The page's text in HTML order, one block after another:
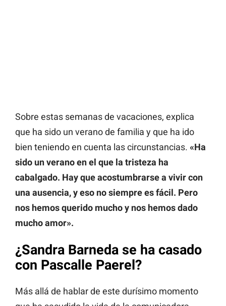
Sobre estas semanas de vacaciones, explica
que ha sido un verano de familia y que ha ido
bien teniendo en cuenta las circunstancias. «Ha
sido un verano en el que la tristeza ha
cabalgado. Hay que acostumbrarse a vivir con
una ausencia, y eso no siempre es fácil. Pero
nos hemos querido mucho y nos hemos dado
mucho amor».
¿Sandra Barneda se ha casado
con Pascalle Paerel?
Más allá de hablar de este durísimo momento